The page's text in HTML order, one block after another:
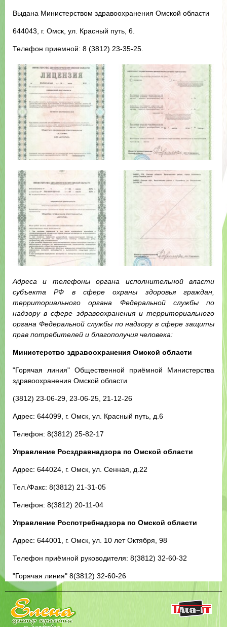
Выдана Министерством здравоохранения Омской области
644043, г. Омск, ул. Красный путь, 6.
Телефон приемной: 8 (3812) 23-35-25.
Адреса и телефоны органа исполнительной власти
субъекта РФ в сфере охраны здоровья граждан,
территориального органа Федеральной службы по
надзору в сфере здравоохранения и территориального
органа Федеральной службы по надзору в сфере защиты
прав потребителей и благополучия человека:
Министерство здравоохранения Омской области
"Горячая линия" Общественной приёмной Министерства
здравоохранения Омской области
(3812) 23-06-29, 23-06-25, 21-12-26
Адрес: 644099, г. Омск, ул. Красный путь, д.6
Телефон: 8(3812) 25-82-17
Управление Росздравнадзора по Омской области
Адрес: 644024, г. Омск, ул. Сенная, д.22
Тел./Факс: 8(3812) 21-31-05
Телефон: 8(3812) 20-11-04
Управление Роспотребнадзора по Омской области
Адрес: 644001, г. Омск, ул. 10 лет Октября, 98
Телефон приёмной руководителя: 8(3812) 32-60-32
"Горячая линия" 8(3812) 32-60-26